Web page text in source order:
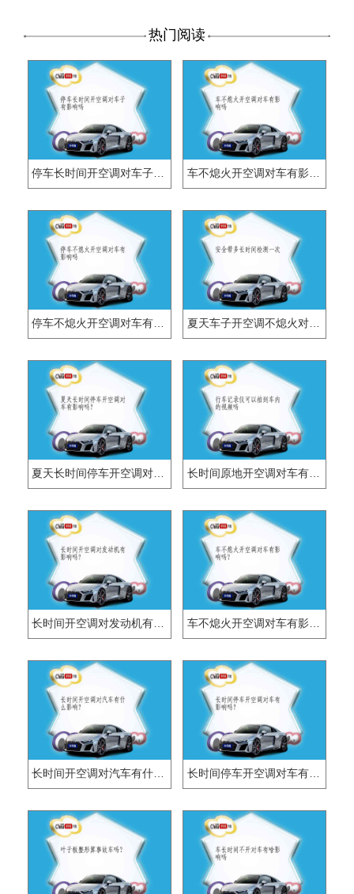
热门阅读
停车长时间开空调对车子有影响吗 车不熄火开空调对车有影响吗
停车不熄火开空调对车有影响吗 夏天车子开空调不熄火对车会有什么影响？
夏天长时间停车开空调对车有影响吗？ 长时间原地开空调对车有影响吗？
长时间开空调对发动机有影响吗? 车不熄火开空调对车有影响吗？
长时间停车开空调对车有影响吗？